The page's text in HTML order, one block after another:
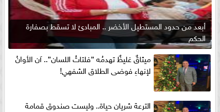
أبعد من حدود المستطيل الأخضر .. المبادئ لا تسقط بصفارة
الحكم
ميثاقٌ غليظٌ تهدمُه ”فلتاتُ اللسان”.. آن الأوانُ
لإنهاءِ فوضى الطلاق الشفهي!
الترعة شريان حياة.. وليست صندوق قمامة